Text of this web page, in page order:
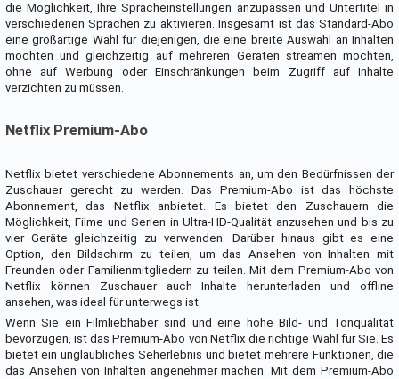
die Möglichkeit, Ihre Spracheinstellungen anzupassen und Untertitel in
verschiedenen Sprachen zu aktivieren. Insgesamt ist das Standard-Abo
eine großartige Wahl für diejenigen, die eine breite Auswahl an Inhalten
möchten und gleichzeitig auf mehreren Geräten streamen möchten,
ohne auf Werbung oder Einschränkungen beim Zugriff auf Inhalte
verzichten zu müssen.
Netflix Premium-Abo
Netflix bietet verschiedene Abonnements an, um den Bedürfnissen der
Zuschauer gerecht zu werden. Das Premium-Abo ist das höchste
Abonnement, das Netflix anbietet. Es bietet den Zuschauern die
Möglichkeit, Filme und Serien in Ultra-HD-Qualität anzusehen und bis zu
vier Geräte gleichzeitig zu verwenden. Darüber hinaus gibt es eine
Option, den Bildschirm zu teilen, um das Ansehen von Inhalten mit
Freunden oder Familienmitgliedern zu teilen. Mit dem Premium-Abo von
Netflix können Zuschauer auch Inhalte herunterladen und offline
ansehen, was ideal für unterwegs ist.
Wenn Sie ein Filmliebhaber sind und eine hohe Bild- und Tonqualität
bevorzugen, ist das Premium-Abo von Netflix die richtige Wahl für Sie. Es
bietet ein unglaubliches Seherlebnis und bietet mehrere Funktionen, die
das Ansehen von Inhalten angenehmer machen. Mit dem Premium-Abo